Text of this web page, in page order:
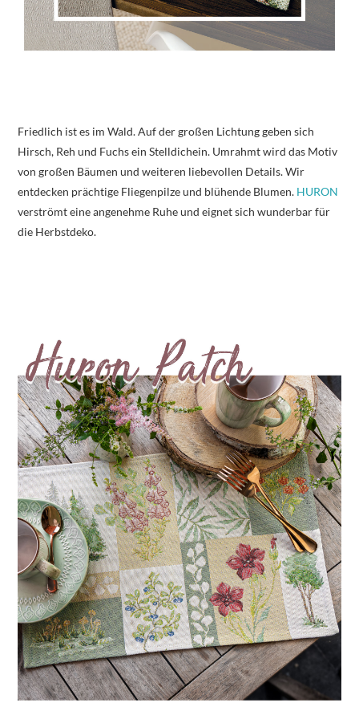
Friedlich ist es im Wald. Auf der großen Lichtung geben sich
Hirsch, Reh und Fuchs ein Stelldichein. Umrahmt wird das Motiv
von großen Bäumen und weiteren liebevollen Details. Wir
entdecken prächtige Fliegenpilze und blühende Blumen. HURON
verströmt eine angenehme Ruhe und eignet sich wunderbar für
die Herbstdeko.